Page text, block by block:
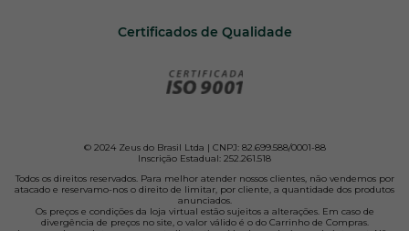
Certificados de Qualidade
© 2024 Zeus do Brasil Ltda | CNPJ: 82.699.588/0001-88
Inscrição Estadual: 252.261.518
Todos os direitos reservados. Para melhor atender nossos clientes, não vendemos por
atacado e reservamo-nos o direito de limitar, por cliente, a quantidade dos produtos
anunciados.
Os preços e condições da loja virtual estão sujeitos a alterações. Em caso de
divergência de preços no site, o valor válido é o do Carrinho de Compras.